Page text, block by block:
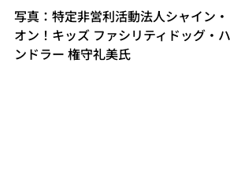
写真：特定非営利活動法人シャイン・
オン！キッズ ファシリティドッグ・ハ
ンドラー 権守礼美氏